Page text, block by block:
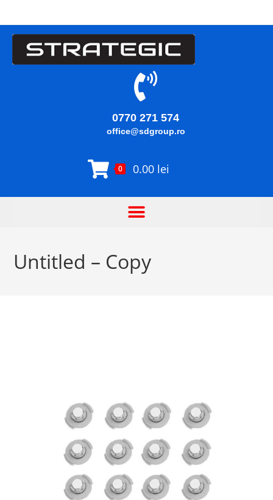
0770 271 574
office@sdgroup.ro
0 0.00 lei
Untitled – Copy